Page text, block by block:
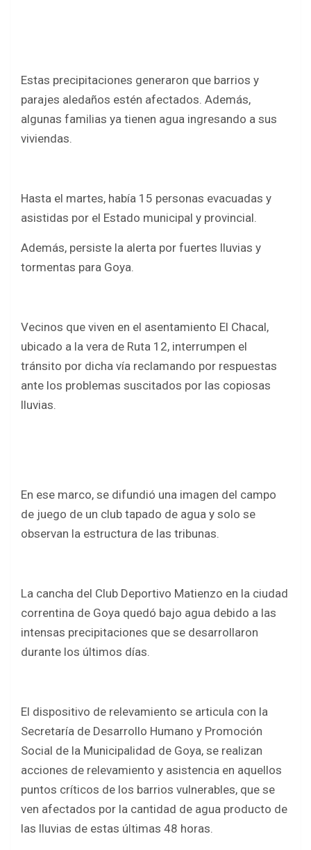
Estas precipitaciones generaron que barrios y
parajes aledaños estén afectados. Además,
algunas familias ya tienen agua ingresando a sus
viviendas.
Hasta el martes, había 15 personas evacuadas y
asistidas por el Estado municipal y provincial.
Además, persiste la alerta por fuertes lluvias y
tormentas para Goya.
Vecinos que viven en el asentamiento El Chacal,
ubicado a la vera de Ruta 12, interrumpen el
tránsito por dicha vía reclamando por respuestas
ante los problemas suscitados por las copiosas
lluvias.
En ese marco, se difundió una imagen del campo
de juego de un club tapado de agua y solo se
observan la estructura de las tribunas.
La cancha del Club Deportivo Matienzo en la ciudad
correntina de Goya quedó bajo agua debido a las
intensas precipitaciones que se desarrollaron
durante los últimos días.
El dispositivo de relevamiento se articula con la
Secretaría de Desarrollo Humano y Promoción
Social de la Municipalidad de Goya, se realizan
acciones de relevamiento y asistencia en aquellos
puntos críticos de los barrios vulnerables, que se
ven afectados por la cantidad de agua producto de
las lluvias de estas últimas 48 horas.